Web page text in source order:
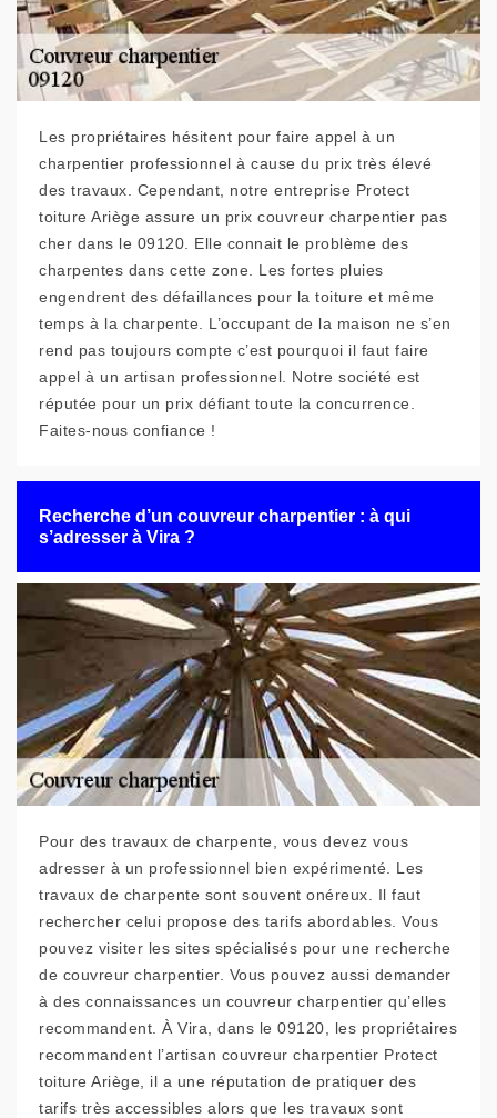
Les propriétaires hésitent pour faire appel à un
charpentier professionnel à cause du prix très élevé
des travaux. Cependant, notre entreprise Protect
toiture Ariège assure un prix couvreur charpentier pas
cher dans le 09120. Elle connait le problème des
charpentes dans cette zone. Les fortes pluies
engendrent des défaillances pour la toiture et même
temps à la charpente. L’occupant de la maison ne s’en
rend pas toujours compte c’est pourquoi il faut faire
appel à un artisan professionnel. Notre société est
réputée pour un prix défiant toute la concurrence.
Faites-nous confiance !
Recherche d’un couvreur charpentier : à qui
s’adresser à Vira ?
Pour des travaux de charpente, vous devez vous
adresser à un professionnel bien expérimenté. Les
travaux de charpente sont souvent onéreux. Il faut
rechercher celui propose des tarifs abordables. Vous
pouvez visiter les sites spécialisés pour une recherche
de couvreur charpentier. Vous pouvez aussi demander
à des connaissances un couvreur charpentier qu’elles
recommandent. À Vira, dans le 09120, les propriétaires
recommandent l’artisan couvreur charpentier Protect
toiture Ariège, il a une réputation de pratiquer des
tarifs très accessibles alors que les travaux sont